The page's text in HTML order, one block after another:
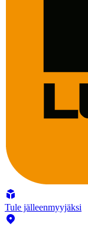
Tule jälleenmyyjäksi